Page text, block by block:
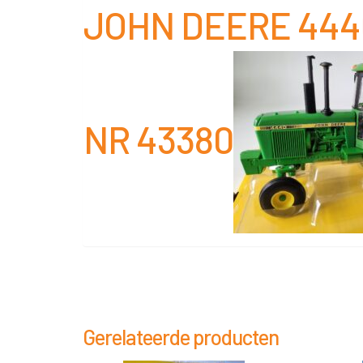
JOHN DEERE
NR 43380
Gerelateerde producten